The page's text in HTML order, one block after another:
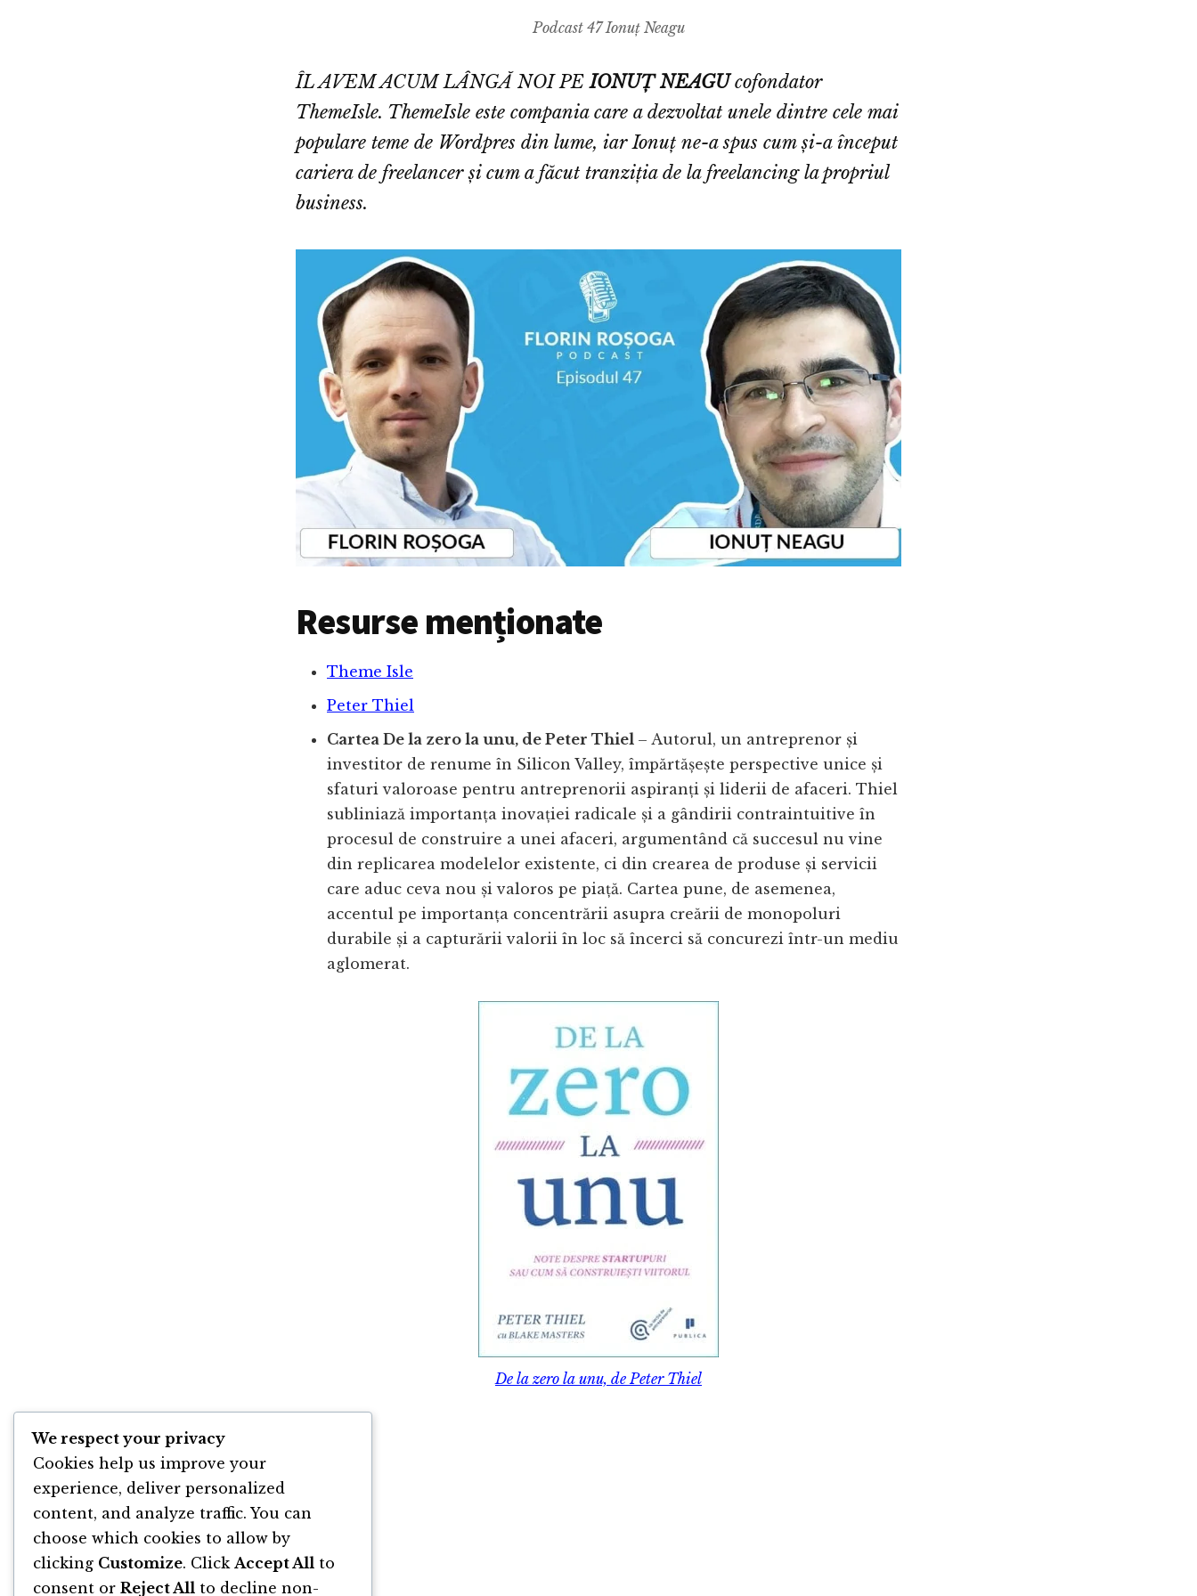
Podcast 47 Ionuț Neagu
ÎL AVEM ACUM LÂNGĂ NOI PEIONUȚ NEAGUcofondator
ThemeIsle. ThemeIsle este compania care a dezvoltat unele dintre cele mai
populare teme de Wordpres din lume, iar Ionuț ne-a spus cum și-a început
cariera de freelancer și cum a făcut tranziția de la freelancing la propriul
business.
Resurse menționate
Theme Isle
Peter Thiel
Cartea De la zero la unu, de Peter Thiel – Autorul, un antreprenor și
investitor de renume în Silicon Valley, împărtășește perspective unice și
sfaturi valoroase pentru antreprenorii aspiranți și liderii de afaceri. Thiel
subliniază importanța inovației radicale și a gândirii contraintuitive în
procesul de construire a unei afaceri, argumentând că succesul nu vine
din replicarea modelelor existente, ci din crearea de produse și servicii
care aduc ceva nou și valoros pe piață. Cartea pune, de asemenea,
accentul pe importanța concentrării asupra creării de monopoluri
durabile și a capturării valorii în loc să încerci să concurezi într-un mediu
aglomerat.
De la zero la unu, de Peter Thiel
We respect your privacy
Cookies help us improve your
experience, deliver personalized
content, and analyze traffic. You can
choose which cookies to allow by
clicking Customize. Click Accept All to
consent or Reject All to decline non-